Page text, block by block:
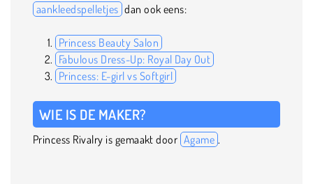
aankleedspelletjes dan ook eens:
Princess Beauty Salon
Fabulous Dress-Up: Royal Day Out
Princess: E-girl vs Softgirl
WIE IS DE MAKER?
Princess Rivalry is gemaakt door Agame .